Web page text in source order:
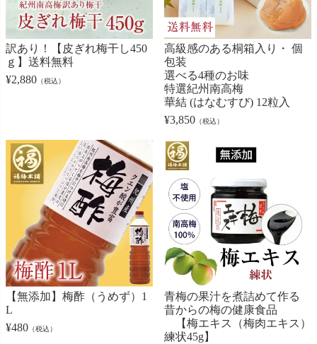
訳あり！【皮ぎれ梅干し450
ｇ】送料無料
¥2,880 （税込）
高級感のある桐箱入り・ 個
包装
選べる4種のお味
特選紀州南高梅
華結 (はなむすび) 12粒入
¥3,850 （税込）
【無添加】梅酢（うめず）1
L
¥480 （税込）
青梅の果汁を煮詰めて作る
昔からの梅の健康食品
【梅エキス（梅肉エキス）
練状45g】